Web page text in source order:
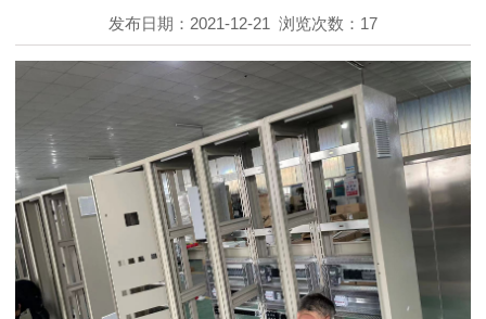
发布日期：2021-12-21 浏览次数： 17